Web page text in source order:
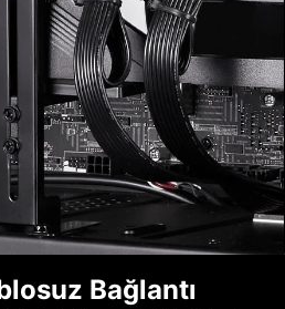
Bağlantı